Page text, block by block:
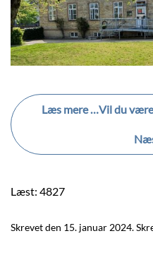
Læs mere …Vil du
Læst: 4827
Skrevet den 15. januar 2024.